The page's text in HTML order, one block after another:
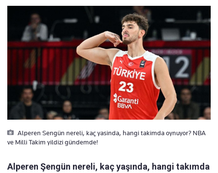
Alperen Sengün nereli, kaç yasinda, hangi takimda oynuyor? NBA
ve Milli Takim yildizi gündemde!
Alperen Şengün nereli, kaç yaşında, hangi takımda